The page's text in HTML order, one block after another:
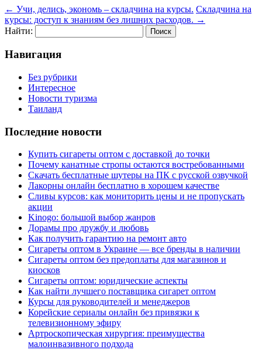
← Учи, делись, экономь – складчина на курсы. Складчина на
курсы: доступ к знаниям без лишних расходов. →
Найти:
Навигация
Без рубрики
Интересное
Новости туризма
Таиланд
Последние новости
Купить сигареты оптом с доставкой до точки
Почему канатные стропы остаются востребованными
Скачать бесплатные шутеры на ПК с русской озвучкой
Лакорны онлайн бесплатно в хорошем качестве
Сливы курсов: как мониторить цены и не пропускать
акции
Kinogo: большой выбор жанров
Дорамы про дружбу и любовь
Как получить гарантию на ремонт авто
Сигареты оптом в Украине — все бренды в наличии
Сигареты оптом без предоплаты для магазинов и
киосков
Сигареты оптом: юридические аспекты
Как найти лучшего поставщика сигарет оптом
Курсы для руководителей и менеджеров
Корейские сериалы онлайн без привязки к
телевизионному эфиру
Артроскопическая хирургия: преимущества
малоинвазивного подхода